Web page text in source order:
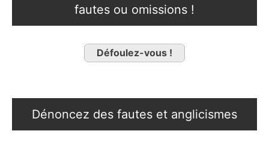
fautes ou omissions !
Défoulez-vous !
Dénoncez des fautes et anglicismes